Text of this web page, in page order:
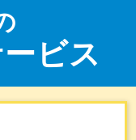
ビス